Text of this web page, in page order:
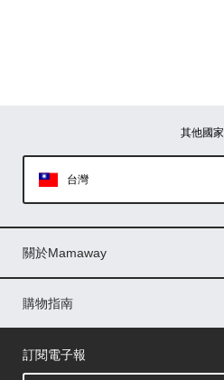
其他國家
台灣
印尼
菲律賓
馬來西亞
關於Mamaway
門市據點
最新消息
品牌故事
人力招募
媒體花絮
隱私權聲明
CSR企業社會責任
購物指南
購物常見問題
退換貨問題
儲值金使用條款
購買儲值金
發票問題
會員權益
線上留言
吸乳器-免費體驗
訂閱電子報